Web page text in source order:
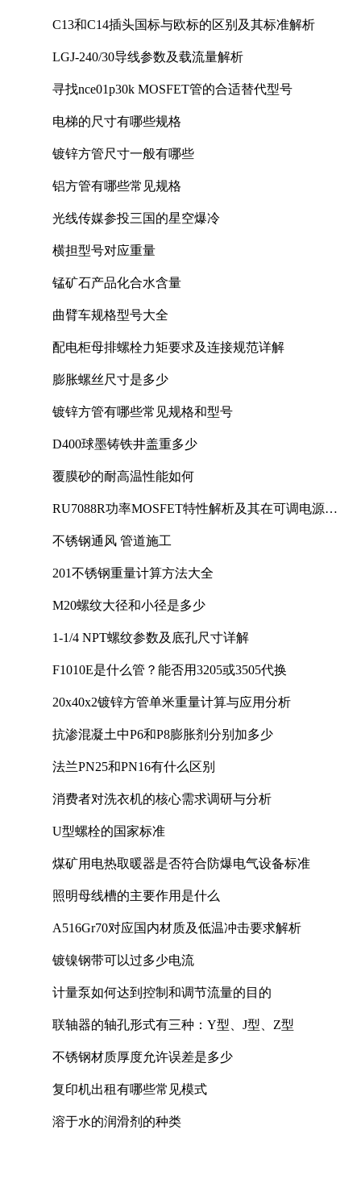
C13和C14插头国标与欧标的区别及其标准解析
LGJ-240/30导线参数及载流量解析
寻找nce01p30k MOSFET管的合适替代型号
电梯的尺寸有哪些规格
镀锌方管尺寸一般有哪些
铝方管有哪些常见规格
光线传媒参投三国的星空爆冷
横担型号对应重量
锰矿石产品化合水含量
曲臂车规格型号大全
配电柜母排螺栓力矩要求及连接规范详解
膨胀螺丝尺寸是多少
镀锌方管有哪些常见规格和型号
D400球墨铸铁井盖重多少
覆膜砂的耐高温性能如何
RU7088R功率MOSFET特性解析及其在可调电源设
不锈钢通风 管道施工
201不锈钢重量计算方法大全
M20螺纹大径和小径是多少
1-1/4 NPT螺纹参数及底孔尺寸详解
F1010E是什么管？能否用3205或3505代换
20x40x2镀锌方管单米重量计算与应用分析
抗渗混凝土中P6和P8膨胀剂分别加多少
法兰PN25和PN16有什么区别
消费者对洗衣机的核心需求调研与分析
U型螺栓的国家标准
煤矿用电热取暖器是否符合防爆电气设备标准
照明母线槽的主要作用是什么
A516Gr70对应国内材质及低温冲击要求解析
镀镍钢带可以过多少电流
计量泵如何达到控制和调节流量的目的
联轴器的轴孔形式有三种：Y型、J型、Z型
不锈钢材质厚度允许误差是多少
复印机出租有哪些常见模式
溶于水的润滑剂的种类